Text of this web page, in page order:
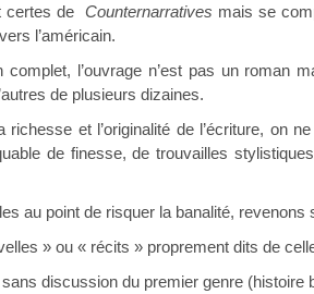
certes deCounternarratives mais se
l’américain.
l’ouvrage n’est pas un roman
de plusieurs dizaines.
et l’originalité de l’écriture, on ne
de finesse, de trouvailles
point de risquer la banalité, revenons
» ou « récits » proprement dits de
discussion du premier genre (histoire